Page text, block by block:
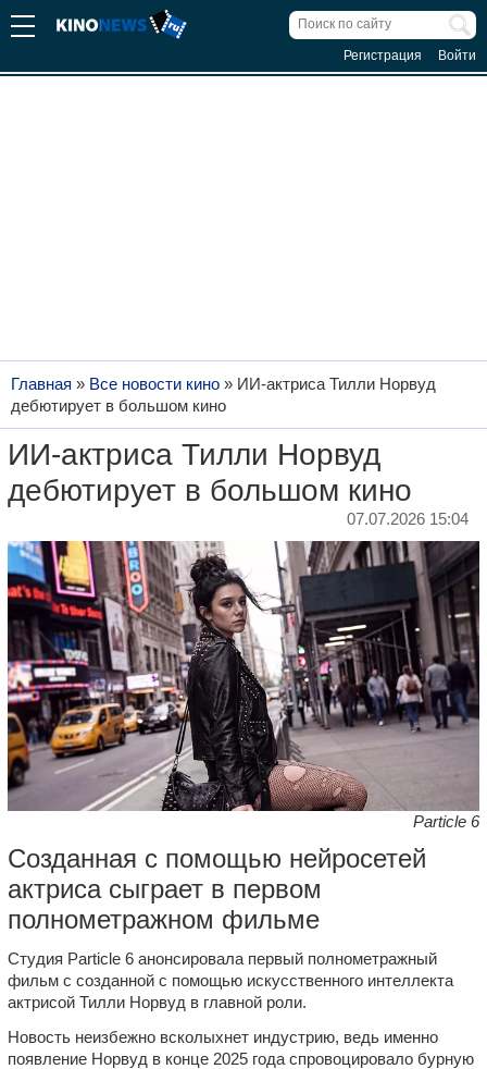
Регистрация Войти
Главная » Все новости кино » ИИ-актриса Тилли Норвуд
дебютирует в большом кино
ИИ-актриса Тилли Норвуд
дебютирует в большом кино
07.07.2026 15:04
Particle 6
Созданная с помощью нейросетей
актриса сыграет в первом
полнометражном фильме
Студия Particle 6 анонсировала первый полнометражный
фильм с созданной с помощью искусственного интеллекта
актрисой Тилли Норвуд в главной роли.
Новость неизбежно всколыхнет индустрию, ведь именно
появление Норвуд в конце 2025 года спровоцировало бурную